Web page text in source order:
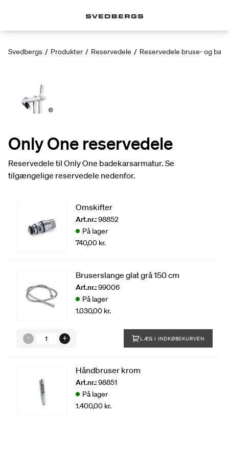
Svedbergs / Produkter / Reservedele / Reservedele bruse- og
Only One reservedele
Reservedele til Only One badekarsarmatur. Se
tilgængelige reservedele nedenfor.
Omskifter
Art.nr.:98852
På lager
740,00 kr.
Bruserslange glat grå 150 cm
Art.nr.:99006
På lager
1.030,00 kr.
LÆG I INDKØBSKURVEN
Håndbruser krom
Art.nr.:98851
På lager
1.400,00 kr.